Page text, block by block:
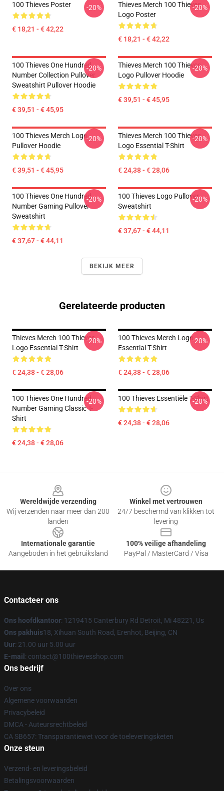
100 Thieves Poster
€ 18,21 - € 42,22
-20%
Thieves Merch 100 Thieves
Logo Poster
€ 18,21 - € 42,22
-20%
100 Thieves One Hundred
Number Collection Pullover
Sweatshirt Pullover Hoodie
€ 39,51 - € 45,95
-20%
Thieves Merch 100 Thieves
Logo Pullover Hoodie
€ 39,51 - € 45,95
-20%
100 Thieves Merch Logo
Pullover Hoodie
€ 39,51 - € 45,95
-20%
Thieves Merch 100 Thieves
Logo Essential T-Shirt
€ 24,38 - € 28,06
-20%
100 Thieves One Hundred
Number Gaming Pullover
Sweatshirt
€ 37,67 - € 44,11
-20%
100 Thieves Logo Pullover
Sweatshirt
€ 37,67 - € 44,11
-20%
BEKIJK MEER
Gerelateerde producten
Thieves Merch 100 Thieves
Logo Essential T-Shirt
€ 24,38 - € 28,06
-20%
100 Thieves Merch Logo
Essential T-Shirt
€ 24,38 - € 28,06
-20%
100 Thieves One Hundred
Number Gaming Classic T-
Shirt
€ 24,38 - € 28,06
-20% 100 Thieves Essentiële T-Shirt
€ 24,38 - € 28,06
-20%
Wereldwijde verzending
Wij verzenden naar meer dan 200
landen
Winkel met vertrouwen
24/7 beschermd van klikken tot
levering
Internationale garantie
Aangeboden in het gebruiksland
100% veilige afhandeling
PayPal / MasterCard / Visa
Contacteer ons
Ons hoofdkantoor: 1219415 Canterbury Rd Detroit, Mi 48221, Us
Ons pakhuis18, Xihuan South Road, Erenhot, Beijing, CN
Uur: 21.00 uur 5.00 uur
E-mail : contact@100thievesshop.com
Ons bedrijf
Over ons
Algemene voorwaarden
Privacybeleid
DMCA - Auteursrechtbeleid
CA SB657: Transparantiewet voor de toeleveringsketen
Onze steun
Verzend- en leveringsbeleid
Betalingsvoorwaarden